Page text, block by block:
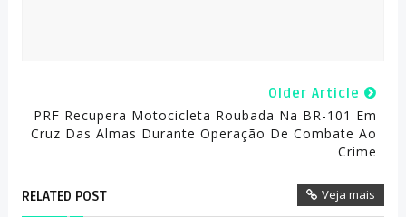
Older Article
PRF Recupera Motocicleta Roubada Na BR-101 Em
Cruz Das Almas Durante Operação De Combate Ao
Crime
RELATED POST Veja mais